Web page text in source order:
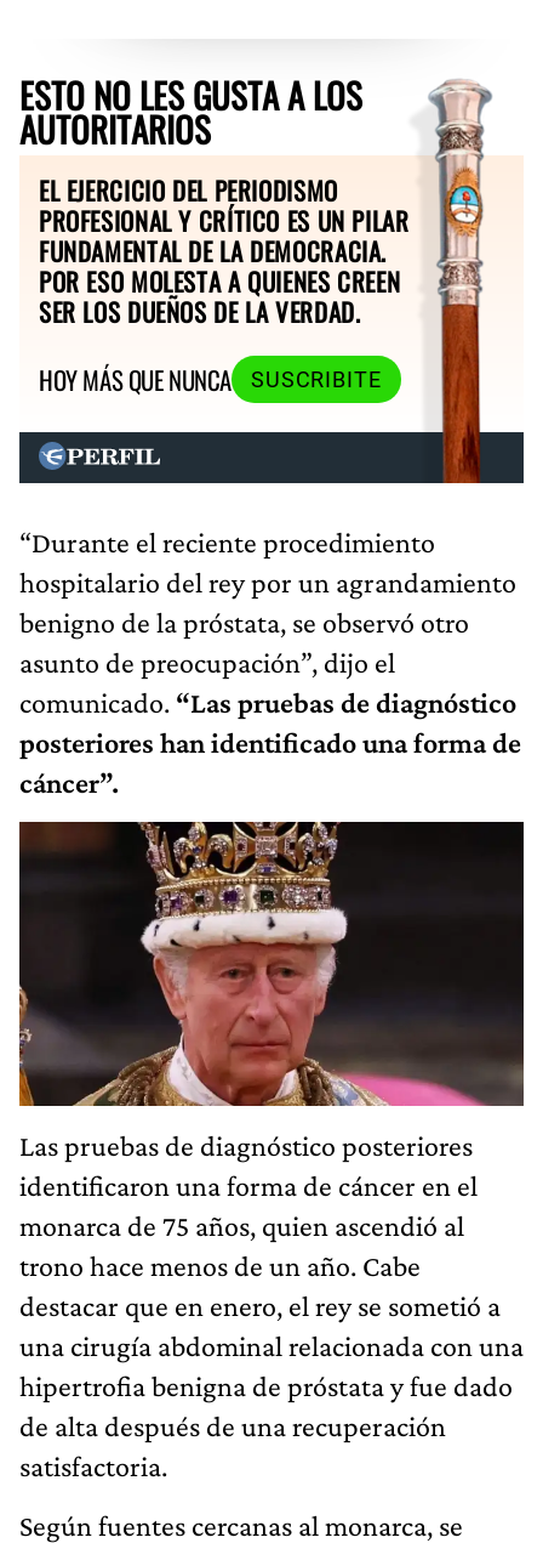
ESTO NO LES GUSTA A LOS
AUTORITARIOS
EL EJERCICIO DEL PERIODISMO
PROFESIONAL Y CRÍTICO ES UN PILAR
FUNDAMENTAL DE LA DEMOCRACIA.
POR ESO MOLESTA A QUIENES CREEN
SER LOS DUEÑOS DE LA VERDAD.
HOY MÁS QUE NUNCA
SUSCRIBITE
“Durante el reciente procedimiento
hospitalario del rey por un agrandamiento
benigno de la próstata, se observó otro
asunto de preocupación”, dijo el
comunicado. “Las pruebas de diagnóstico
posteriores han identificado una forma de
cáncer”.
Las pruebas de diagnóstico posteriores
identificaron una forma de cáncer en el
monarca de 75 años, quien ascendió al
trono hace menos de un año. Cabe
destacar que en enero, el rey se sometió a
una cirugía abdominal relacionada con una
hipertrofia benigna de próstata y fue dado
de alta después de una recuperación
satisfactoria.
Según fuentes cercanas al monarca, se